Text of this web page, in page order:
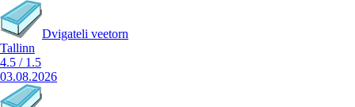
Dvigateli veetorn
Tallinn
4.5 / 1.5
03.08.2026